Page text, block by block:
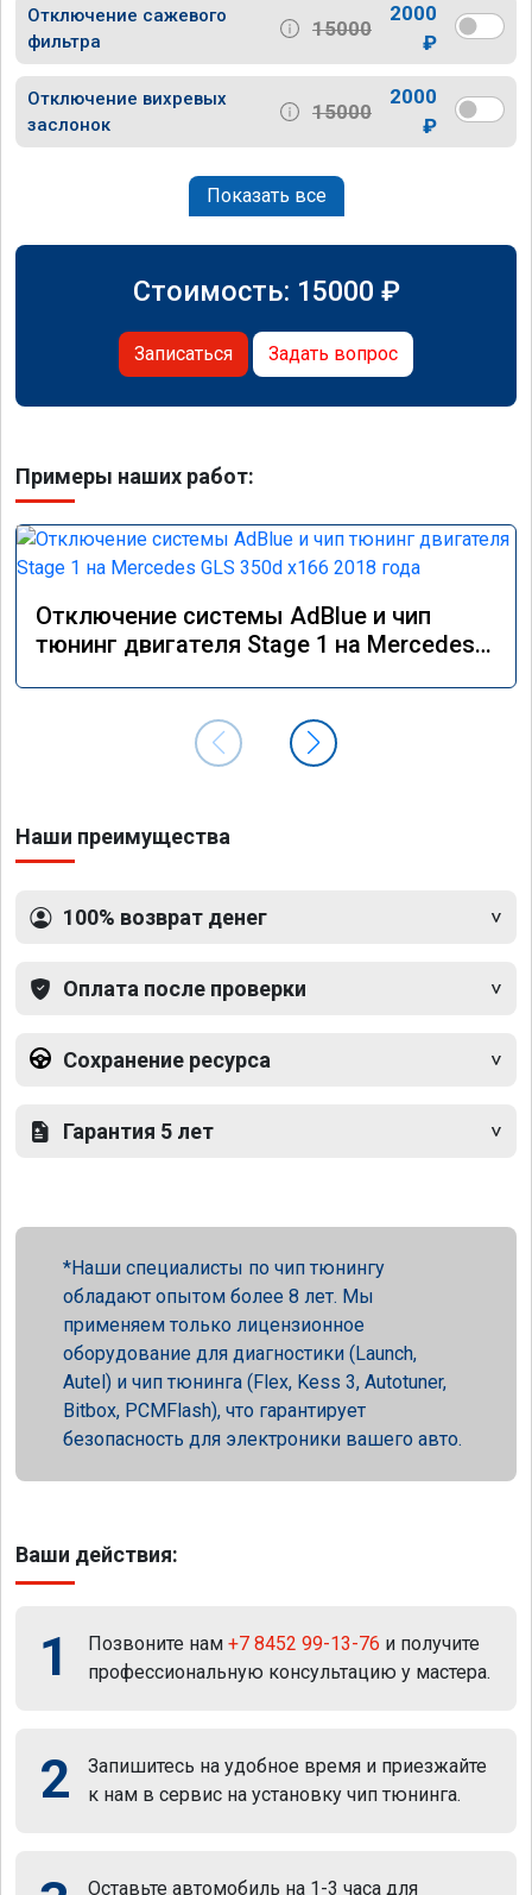
Отключение сажевого
фильтра
15000
2000
₽
Отключение вихревых
заслонок
15000
2000
₽
Показать все
Стоимость: 15000 ₽
Записаться Задать вопрос
Примеры наших работ:
Отключение системы AdBlue и чип
тюнинг двигателя Stage 1 на Mercedes
Наши преимущества
100% возврат денег
Оплата после проверки
Сохранение ресурса
Гарантия 5 лет
Наши специалисты по чип тюнингу
обладают опытом более 8 лет. Мы
применяем только лицензионное
оборудование для диагностики (Launch,
Autel) и чип тюнинга (Flex, Kess 3, Autotuner,
Bitbox, PCMFlash), что гарантирует
безопасность для электроники вашего авто.
Ваши действия:
1 Позвоните нам +7 8452 99-13-76 и получите
профессиональную консультацию у мастера.
2
Запишитесь на удобное время и приезжайте
к нам в сервис на установку чип тюнинга.
Оставьте автомобиль на 1-3 часа для